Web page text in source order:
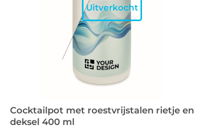
Uitverkocht
Cocktailpot met roestvrijstalen rietje en
deksel 400 ml